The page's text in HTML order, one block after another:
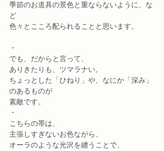
季節のお道具の景色と重ならないように、な
ど
色々とこころ配られることと思います。
・
でも、だからと言って、
ありきたりも、ツマラナい。
ちょっとした「ひねり」や、なにか「深み」
のあるものが
素敵です。
・
こちらの帯は、
主張しすぎないお色ながら、
オーラのような光沢を纏うことで、